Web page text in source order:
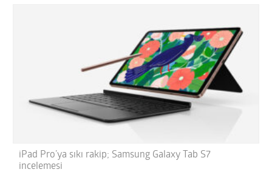
iPad Pro’ya sıkı rakip; Samsung Galaxy Tab S7
incelemesi